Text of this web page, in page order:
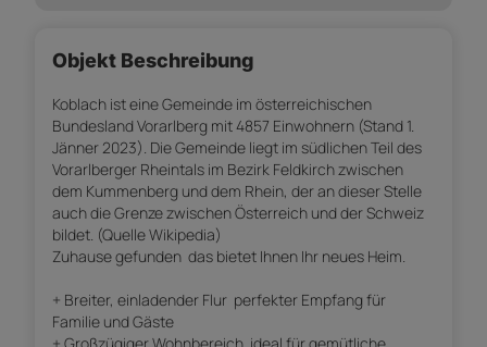
Objekt Beschreibung
Koblach ist eine Gemeinde im österreichischen
Bundesland Vorarlberg mit 4857 Einwohnern (Stand 1.
Jänner 2023). Die Gemeinde liegt im südlichen Teil des
Vorarlberger Rheintals im Bezirk Feldkirch zwischen
dem Kummenberg und dem Rhein, der an dieser Stelle
auch die Grenze zwischen Österreich und der Schweiz
bildet. (Quelle Wikipedia)
Zuhause gefunden  das bietet Ihnen Ihr neues Heim.
+ Breiter, einladender Flur  perfekter Empfang für
Familie und Gäste